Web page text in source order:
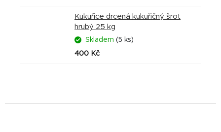
Kukuřice drcená kukuřičný šrot
hrubý 25 kg
Skladem (5 ks)
400 Kč